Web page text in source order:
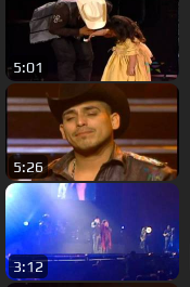
5:01
5:26
3:12